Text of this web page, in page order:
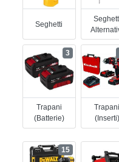
Seghetti
Trapani
(batterie)
3
Trapani
(inserti)
15